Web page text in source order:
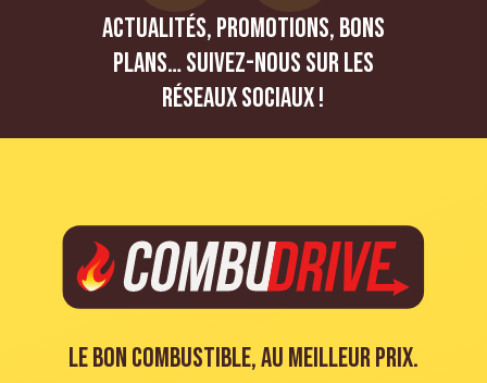
Actualités, promotions, bons
plans… Suivez-nous sur les
réseaux sociaux !
Le bon combustible, au meilleur prix.